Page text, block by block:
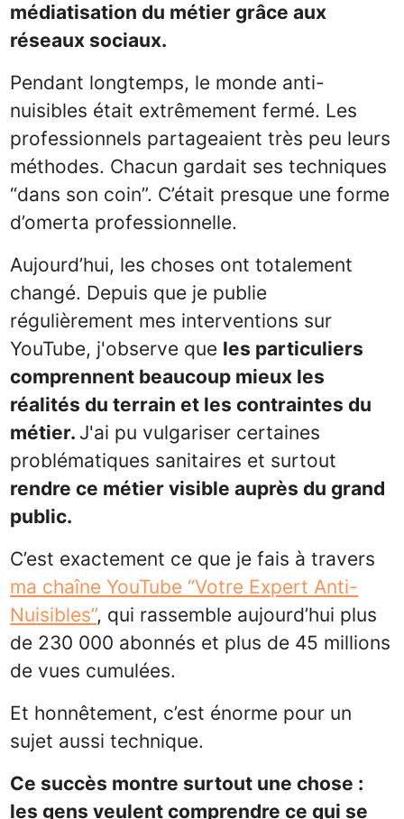
médiatisation du métier grâce aux
réseaux sociaux.
Pendant longtemps, le monde anti-
nuisibles était extrêmement fermé. Les
professionnels partageaient très peu leurs
méthodes. Chacun gardait ses techniques
“dans son coin”. C’était presque une forme
d’omerta professionnelle.
Aujourd’hui, les choses ont totalement
changé. Depuis que je publie
régulièrement mes interventions sur
YouTube, j'observe que les particuliers
comprennent beaucoup mieux les
réalités du terrain et les contraintes du
métier. J'ai pu vulgariser certaines
problématiques sanitaires et surtout
rendre ce métier visible auprès du grand
public.
C’est exactement ce que je fais à travers
ma chaîne YouTube “Votre Expert Anti-
Nuisibles”, qui rassemble aujourd’hui plus
de 230 000 abonnés et plus de 45 millions
de vues cumulées.
Et honnêtement, c’est énorme pour un
sujet aussi technique.
Ce succès montre surtout une chose :
les gens veulent comprendre ce qui se